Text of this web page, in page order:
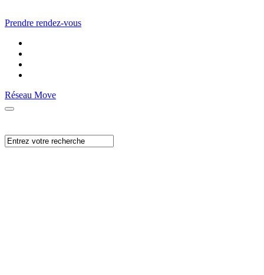
Prendre rendez-vous
Réseau Move